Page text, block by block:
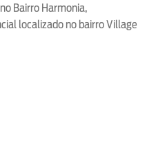
Bairro Harmonia,
localizado no bairro Village